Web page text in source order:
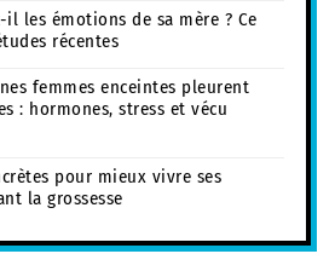
il les émotions de sa mère ? Ce
récentes
femmes enceintes pleurent
: hormones, stress et vécu
pour mieux vivre ses
la grossesse